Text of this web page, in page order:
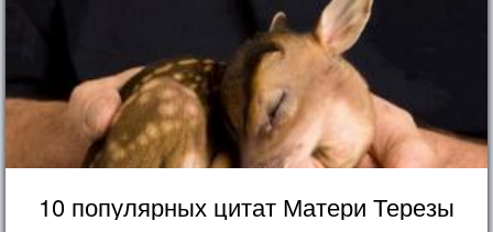
10 популярных цитат Матери Терезы